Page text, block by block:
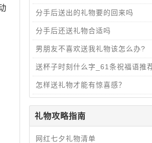
分手后送出的礼物要的回来吗
分手后还送礼物合适吗
男朋友不喜欢送我礼物该怎么办?
送杯子时刻什么字_61条祝福语推
怎样送礼物才能有惊喜感？
礼物攻略指南
网红七夕礼物清单